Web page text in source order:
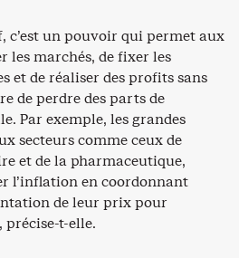
c’est un pouvoir qui permet aux
les marchés, de fixer les
et de réaliser des profits sans
de perdre des parts de
Par exemple, les grandes
secteurs comme ceux de
et de la pharmaceutique,
l’inflation en coordonnant
de leur prix pour
t-elle.